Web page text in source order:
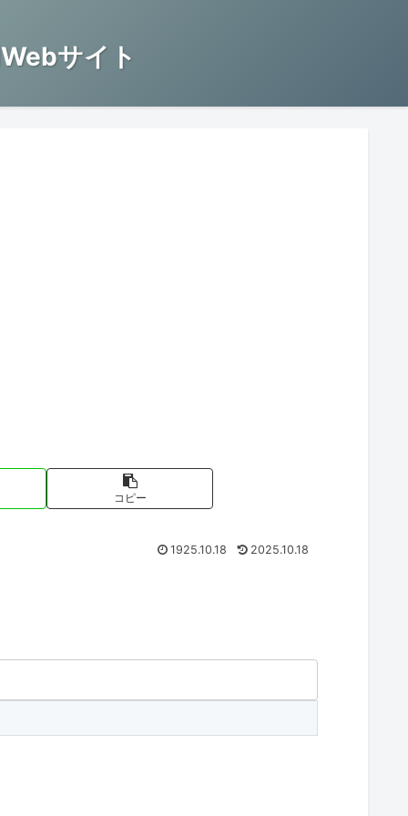
サイト
コピー
1925.10.18 2025.10.18